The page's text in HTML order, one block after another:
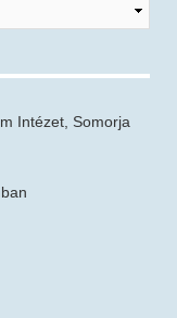
Intézet, Somorja